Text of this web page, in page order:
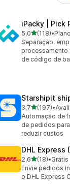
iPacky | Pick
5,0de 5 estrelas
(118)
118 avaliações
•
Separação,
processamento
de código de
Starshipit
3,7de 5 estrelas
(197)
197 avaliações
•
Automação de
de pedidos
reduzir custos
DHL Express
2,6de 5 estrelas
(18)
18 avaliações ao
•Grátis
Envie pedidos
o DHL Express